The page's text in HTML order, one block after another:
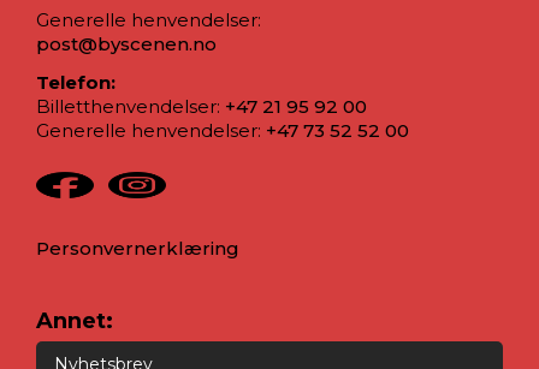
Generelle henvendelser:
post@byscenen.no
Telefon:
Billetthenvendelser: +47 21 95 92 00
Generelle henvendelser: +47 73 52 52 00
Personvernerklæring
Annet:
Nyhetsbrev